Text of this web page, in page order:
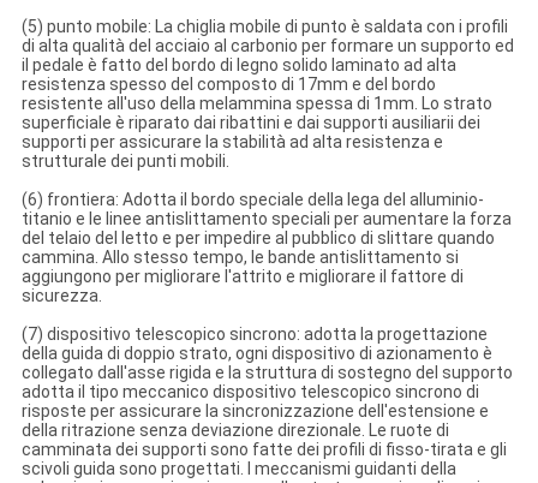
(5) punto mobile: La chiglia mobile di punto è saldata con i profili
di alta qualità del acciaio al carbonio per formare un supporto ed
il pedale è fatto del bordo di legno solido laminato ad alta
resistenza spesso del composto di 17mm e del bordo
resistente all'uso della melammina spessa di 1mm. Lo strato
superficiale è riparato dai ribattini e dai supporti ausiliarii dei
supporti per assicurare la stabilità ad alta resistenza e
strutturale dei punti mobili.
(6) frontiera: Adotta il bordo speciale della lega del alluminio-
titanio e le linee antislittamento speciali per aumentare la forza
del telaio del letto e per impedire al pubblico di slittare quando
cammina. Allo stesso tempo, le bande antislittamento si
aggiungono per migliorare l'attrito e migliorare il fattore di
sicurezza.
(7) dispositivo telescopico sincrono: adotta la progettazione
della guida di doppio strato, ogni dispositivo di azionamento è
collegato dall'asse rigida e la struttura di sostegno del supporto
adotta il tipo meccanico dispositivo telescopico sincrono di
risposte per assicurare la sincronizzazione dell'estensione e
della ritrazione senza deviazione direzionale. Le ruote di
camminata dei supporti sono fatte dei profili di fisso-tirata e gli
scivoli guida sono progettati. I meccanismi guidanti della